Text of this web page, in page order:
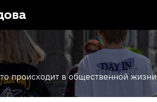
происходит в общественной